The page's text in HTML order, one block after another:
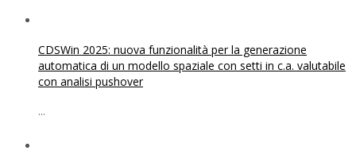
CDSWin 2025: nuova funzionalità per la generazione
automatica di un modello spaziale con setti in c.a. valutabile
con analisi pushover
...